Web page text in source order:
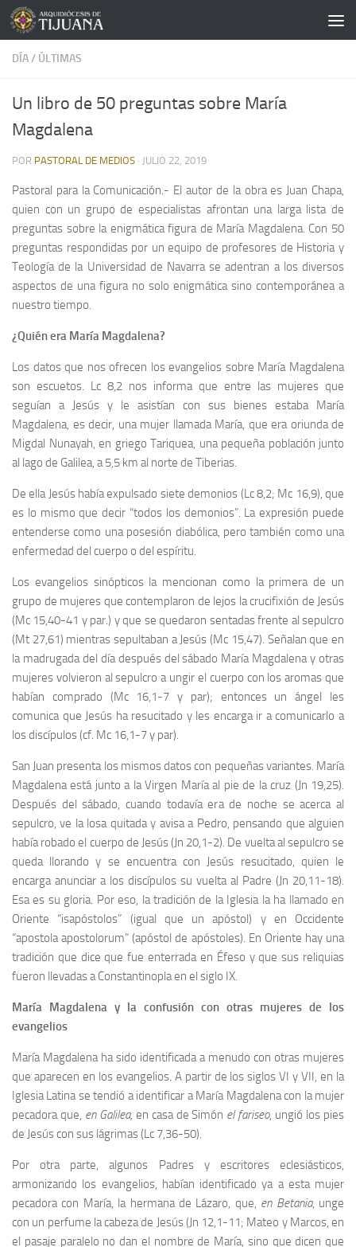
Saltar al contenido
DÍA/ ÚLTIMAS
Un libro de 50 preguntas sobre María
Magdalena
POR PASTORAL DE MEDIOS · JULIO 22, 2019
Pastoral para la Comunicación.- El autor de la obra es Juan Chapa,
quien con un grupo de especialistas afrontan una larga lista de
preguntas sobre la enigmática figura de María Magdalena. Con 50
preguntas respondidas por un equipo de profesores de Historia y
Teología de la Universidad de Navarra se adentran a los diversos
aspectos de una figura no solo enigmática sino contemporánea a
nuestro tiempo.
¿Quién era María Magdalena?
Los datos que nos ofrecen los evangelios sobre María Magdalena
son escuetos. Lc 8,2 nos informa que entre las mujeres que
seguían a Jesús y le asistían con sus bienes estaba María
Magdalena, es decir, una mujer llamada María, que era oriunda de
Migdal Nunayah, en griego Tariquea, una pequeña población junto
al lago de Galilea, a 5,5 km al norte de Tiberias.
De ella Jesús había expulsado siete demonios (Lc 8,2; Mc 16,9), que
es lo mismo que decir “todos los demonios”. La expresión puede
entenderse como una posesión diabólica, pero también como una
enfermedad del cuerpo o del espíritu.
Los evangelios sinópticos la mencionan como la primera de un
grupo de mujeres que contemplaron de lejos la crucifixión de Jesús
(Mc 15,40-41 y par.) y que se quedaron sentadas frente al sepulcro
(Mt 27,61) mientras sepultaban a Jesús (Mc 15,47). Señalan que en
la madrugada del día después del sábado María Magdalena y otras
mujeres volvieron al sepulcro a ungir el cuerpo con los aromas que
habían comprado (Mc 16,1-7 y par); entonces un ángel les
comunica que Jesús ha resucitado y les encarga ir a comunicarlo a
los discípulos (cf. Mc 16,1-7 y par).
San Juan presenta los mismos datos con pequeñas variantes. María
Magdalena está junto a la Virgen María al pie de la cruz (Jn 19,25).
Después del sábado, cuando todavía era de noche se acerca al
sepulcro, ve la losa quitada y avisa a Pedro, pensando que alguien
había robado el cuerpo de Jesús (Jn 20,1-2). De vuelta al sepulcro se
queda llorando y se encuentra con Jesús resucitado, quien le
encarga anunciar a los discípulos su vuelta al Padre (Jn 20,11-18).
Esa es su gloria. Por eso, la tradición de la Iglesia la ha llamado en
Oriente “isapóstolos” (igual que un apóstol) y en Occidente
“apostola apostolorum” (apóstol de apóstoles). En Oriente hay una
tradición que dice que fue enterrada en Éfeso y que sus reliquias
fueron llevadas a Constantinopla en el siglo IX.
María Magdalena y la confusión con otras mujeres de los
evangelios
María Magdalena ha sido identificada a menudo con otras mujeres
que aparecen en los evangelios. A partir de los siglos VI y VII, en la
Iglesia Latina se tendió a identificar a María Magdalena con la mujer
pecadora que, en Galilea, en casa de Simón el fariseo, ungió los pies
de Jesús con sus lágrimas (Lc 7,36-50).
Por otra parte, algunos Padres y escritores eclesiásticos,
armonizando los evangelios, habían identificado ya a esta mujer
pecadora con María, la hermana de Lázaro, que, en Betania, unge
con un perfume la cabeza de Jesús (Jn 12,1-11; Mateo y Marcos, en
el pasaje paralelo no dan el nombre de María, sino que dicen que